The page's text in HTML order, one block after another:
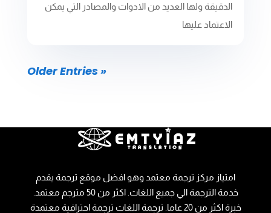
الدقيقة ولها العديد من الادوات والمصادر التي يمكن
الاعتماد عليها
« Older Entries
امتياز مركز ترجمة معتمد وهو افضل موقع ترجمة يقدم
خدمة الترجمة الي جميع اللغات. اكثر من 50 مترجم معتمد.
خبرة اكثر من 20 عاما. ترجمة اللغات ترجمة احترافية معتمدة